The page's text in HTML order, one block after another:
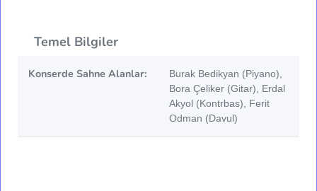
Temel Bilgiler
Konserde Sahne Alanlar:
Burak Bedikyan (Piyano),
Bora Çeliker (Gitar), Erdal
Akyol (Kontrbas), Ferit
Odman (Davul)